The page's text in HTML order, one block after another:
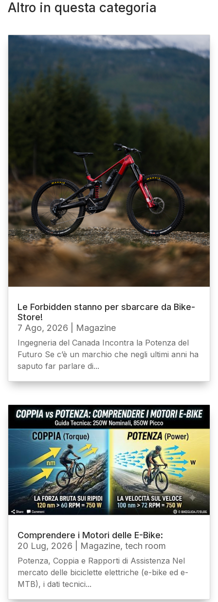
Altro in questa categoria
Le Forbidden stanno per sbarcare da Bike-
Store!
7 Ago, 2026
Magazine
Ingegneria del Canada Incontra la Potenza del
Futuro Se c’è un marchio che negli ultimi anni ha
saputo far parlare di...
Comprendere i Motori delle E-Bike:
20 Lug, 2026
Magazine,tech room
Potenza, Coppia e Rapporti di Assistenza Nel
mercato delle biciclette elettriche (e-bike ed e-
MTB), i dati tecnici...